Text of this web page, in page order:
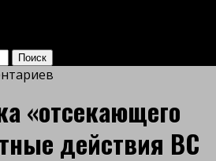
«отсекающего
действия ВС